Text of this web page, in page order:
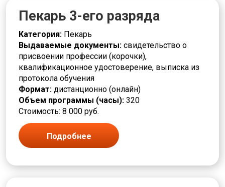
Контролер
Контроль качества, ревизия
Красильщик
Красота
Кровельщик
Кузнец
Культура и искусство
Лаборант
Лакировщик
Литейщик
Логистика и снабжение
Маляр
Мастер
Медицина и здравоохранение
Пекарь 3-его разряда
Категория: Пекарь
Выдаваемые документы: свидетельство о
присвоении профессии (корочки),
квалификационное удостоверение, выписка из
протокола обучения
Формат: дистанционно (онлайн)
Объем программы (часы): 320
Стоимость: 8 000 руб.
Подробнее